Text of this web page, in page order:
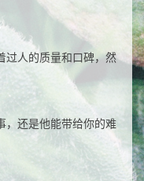
过人的质量和口碑，然
，还是他能带给你的难